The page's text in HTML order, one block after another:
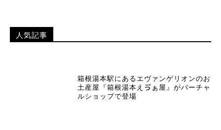
人気記事
箱根湯本駅にあるエヴァンゲリオンのお
土産屋『箱根湯本えゔぁ屋』がバーチャ
ルショップで登場